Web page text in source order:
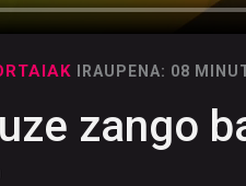
IRAUPENA: 08
zango